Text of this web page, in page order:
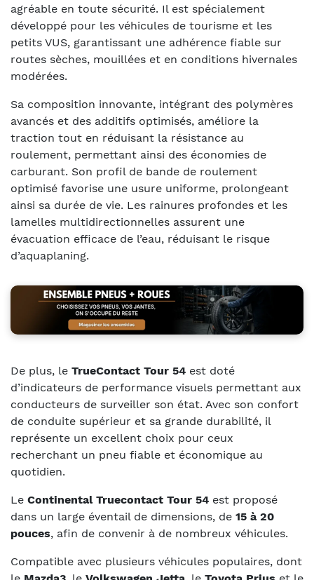
agréable en toute sécurité. Il est spécialement
développé pour les véhicules de tourisme et les
petits VUS, garantissant une adhérence fiable sur
routes sèches, mouillées et en conditions hivernales
modérées.
Sa composition innovante, intégrant des polymères
avancés et des additifs optimisés, améliore la
traction tout en réduisant la résistance au
roulement, permettant ainsi des économies de
carburant. Son profil de bande de roulement
optimisé favorise une usure uniforme, prolongeant
ainsi sa durée de vie. Les rainures profondes et les
lamelles multidirectionnelles assurent une
évacuation efficace de l’eau, réduisant le risque
d’aquaplaning.
De plus, le TrueContact Tour 54 est doté
d’indicateurs de performance visuels permettant aux
conducteurs de surveiller son état. Avec son confort
de conduite supérieur et sa grande durabilité, il
représente un excellent choix pour ceux
recherchant un pneu fiable et économique au
quotidien.
Le Continental Truecontact Tour 54 est proposé
dans un large éventail de dimensions, de 15 à 20
pouces, afin de convenir à de nombreux véhicules.
Compatible avec plusieurs véhicules populaires, dont